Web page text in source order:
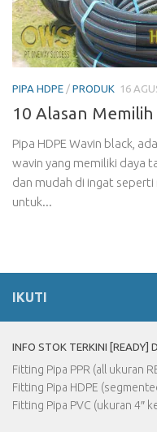
PIPA HDPE / PRODUK 16
10 Alasan Memilih
Pipa HDPE Wavin black,
wavin yang memiliki daya
dan mudah di ingat seperti
untuk...
IKUTI
INFO STOK TERKINI [READY]
Fitting Pipa PPR (all ukuran
Fitting Pipa HDPE
Fitting Pipa PVC (ukuran 4″